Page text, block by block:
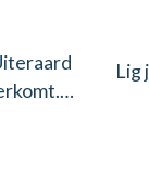
Lig